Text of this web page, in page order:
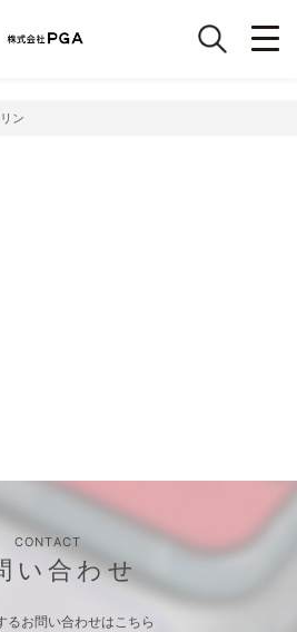
ン
CONTACT
い合わせ
るお問い合わせはこちら